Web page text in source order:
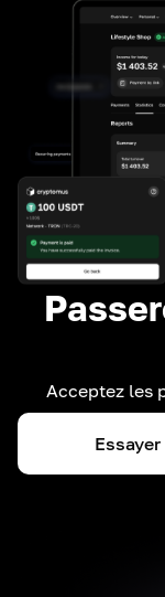
Acceptez les
Essayer